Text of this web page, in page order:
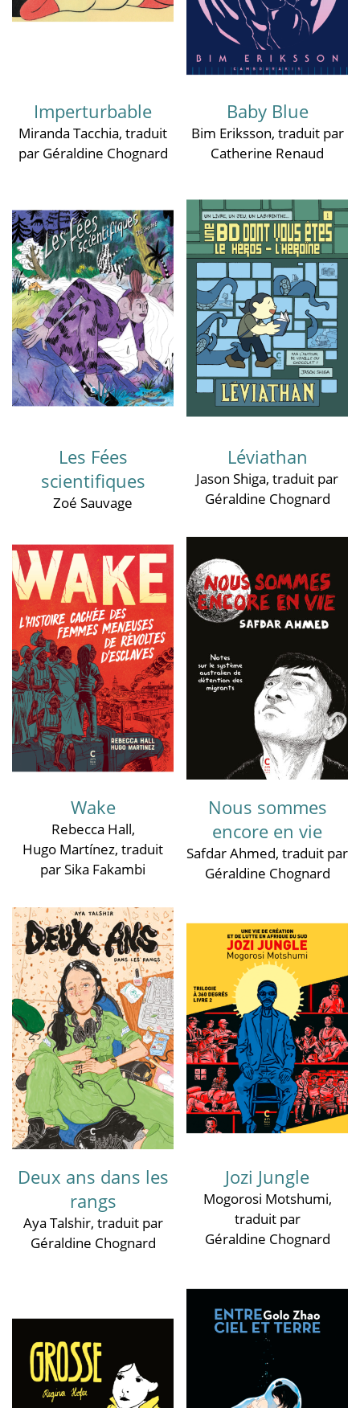
Imperturbable
Miranda Tacchia, traduit
par Géraldine Chognard
Baby Blue
Bim Eriksson, traduit par
Catherine Renaud
Les Fées
scientifiques
Zoé Sauvage
Léviathan
Jason Shiga, traduit par
Géraldine Chognard
Wake
Rebecca Hall,
Hugo Martínez, traduit
par Sika Fakambi
Nous sommes
encore en vie
Safdar Ahmed, traduit par
Géraldine Chognard
Deux ans dans les
rangs
Aya Talshir, traduit par
Géraldine Chognard
Jozi Jungle
Mogorosi Motshumi,
traduit par
Géraldine Chognard